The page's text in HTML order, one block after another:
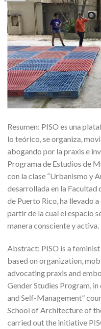
Resumen: PISO es una
lo teórico, se organiza,
abogando por la praxis e
Programa de Estudios de
con la clase “Urbanismo y
desarrollada en la
de Puerto Rico, ha llevado
partir de la cual el espacio
manera consciente y activa.
Abstract: PISO is a
based on organization,
advocating praxis and
Gender Studies Program,
and Self-Management”
School of Architecture of
carried out the initiative